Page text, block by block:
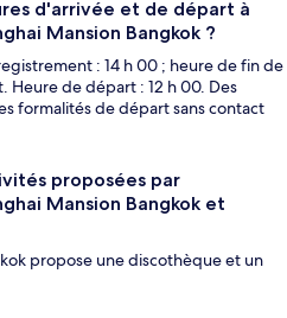
d'arrivée et de départ à
Mansion Bangkok ?
: 14 h 00 ; heure de fin de
Heure de départ : 12 h 00. Des
formalités de départ sans contact
proposées par
Mansion Bangkok et
propose une discothèque et un